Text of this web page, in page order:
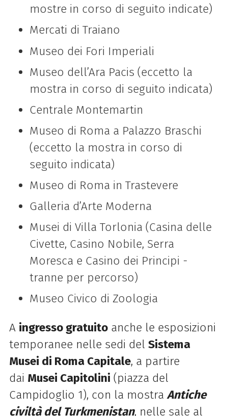
mostre in corso di seguito indicate)
Mercati di Traiano
Museo dei Fori Imperiali
Museo dell’Ara Pacis (eccetto la
mostra in corso di seguito indicata)
Centrale Montemartin
Museo di Roma a Palazzo Braschi
(eccetto la mostra in corso di
seguito indicata)
Museo di Roma in Trastevere
Galleria d’Arte Moderna
Musei di Villa Torlonia (Casina delle
Civette, Casino Nobile, Serra
Moresca e Casino dei Principi -
tranne per percorso)
Museo Civico di Zoologia
A ingresso gratuitoanche le esposizioni
temporanee nelle sedi del Sistema
Musei di RomaCapitale, a partire
dai Musei Capitolini (piazza del
Campidoglio 1), con la mostra Antiche
civiltà del Turkmenistan, nelle sale al